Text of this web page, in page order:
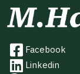
Facebook
Linkedin